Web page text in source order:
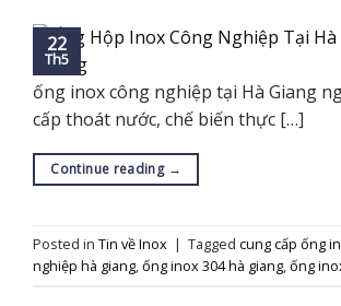
22
Th5
ống inox công nghiệp tại Hà Giang
cấp thoát nước, chế biến thực […]
Continue reading →
Posted in Tin về Inox | Tagged cung cấp ống
nghiệp hà giang,ống inox 304 hà giang,ống